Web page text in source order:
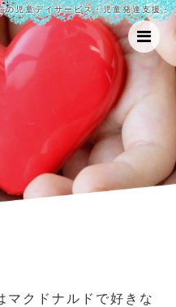
児童デイサービス・児童発達支援・
マクドナルドで好きな